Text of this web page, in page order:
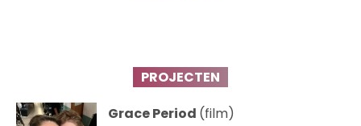
PROJECTEN
Grace Period (film)